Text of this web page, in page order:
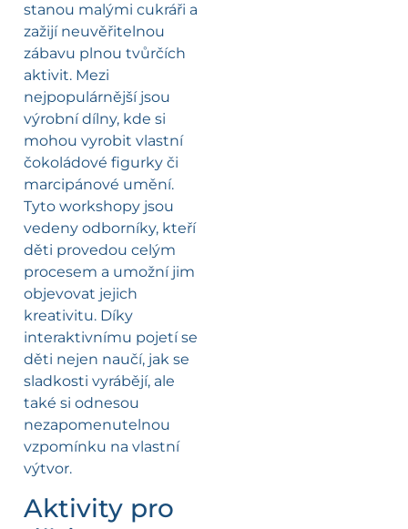
stanou malými cukráři a
zažijí neuvěřitelnou
zábavu plnou tvůrčích
aktivit. Mezi
nejpopulárnější jsou
výrobní dílny, kde si
mohou vyrobit vlastní
čokoládové figurky či
marcipánové umění.
Tyto workshopy jsou
vedeny odborníky, kteří
děti provedou celým
procesem a umožní jim
objevovat jejich
kreativitu. Díky
interaktivnímu pojetí se
děti nejen naučí, jak se
sladkosti vyrábějí, ale
také si odnesou
nezapomenutelnou
vzpomínku na vlastní
výtvor.
Aktivity pro